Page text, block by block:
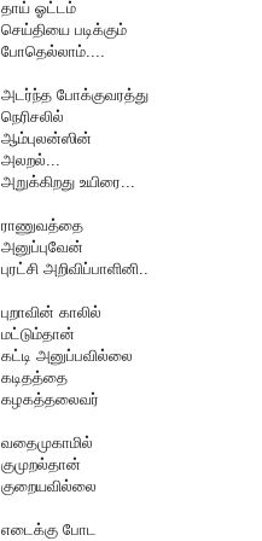
தாய் ஓட்டம்
செய்தியை படிக்கும்
போதெல்லாம்....
அடர்ந்த போக்குவரத்து
நெரிசலில்
ஆம்புலன்ஸின்
அலறல்...
அறுக்கிறது உயிரை...
ராணுவத்தை
அனுப்புவேன்
புரட்சி அறிவிப்பாளினி..
புறாவின் காலில்
மட்டும்தான்
கட்டி அனுப்பவில்லை
கடிதத்தை
கழகத்தலைவர்
வதைமுகாமில்
குமுறல்தான்
குறையவில்லை
எடைக்கு போட